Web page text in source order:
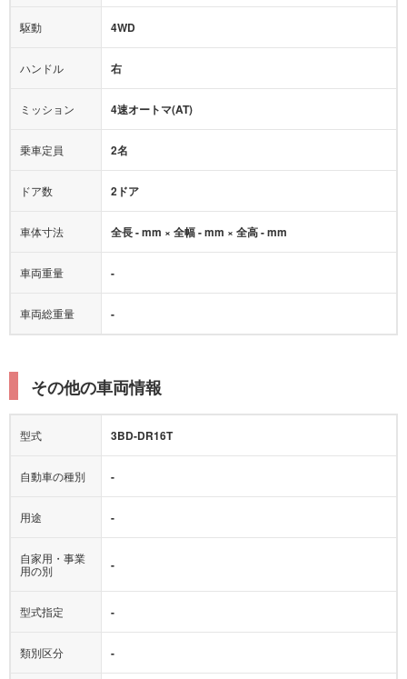
アダプティブクルーズコントロール
ヒルディセントコントロール
オートマチックハイビーム
駆動 4WD
ハンドル 右
ミッション 4速オートマ(AT)
乗車定員 2名
ドア数 2ドア
車体寸法 全長 - mm × 全幅 - mm × 全高 - mm
車両重量 -
車両総重量 -
その他の車両情報
型式 3BD-DR16T
自動車の種別 -
用途 -
自家用・事業
用の別
-
型式指定 -
類別区分 -